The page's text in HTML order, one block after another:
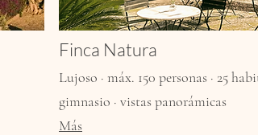
Finca Natura
Lujoso · máx. 150 personas · 25
gimnasio · vistas panorámicas
Más